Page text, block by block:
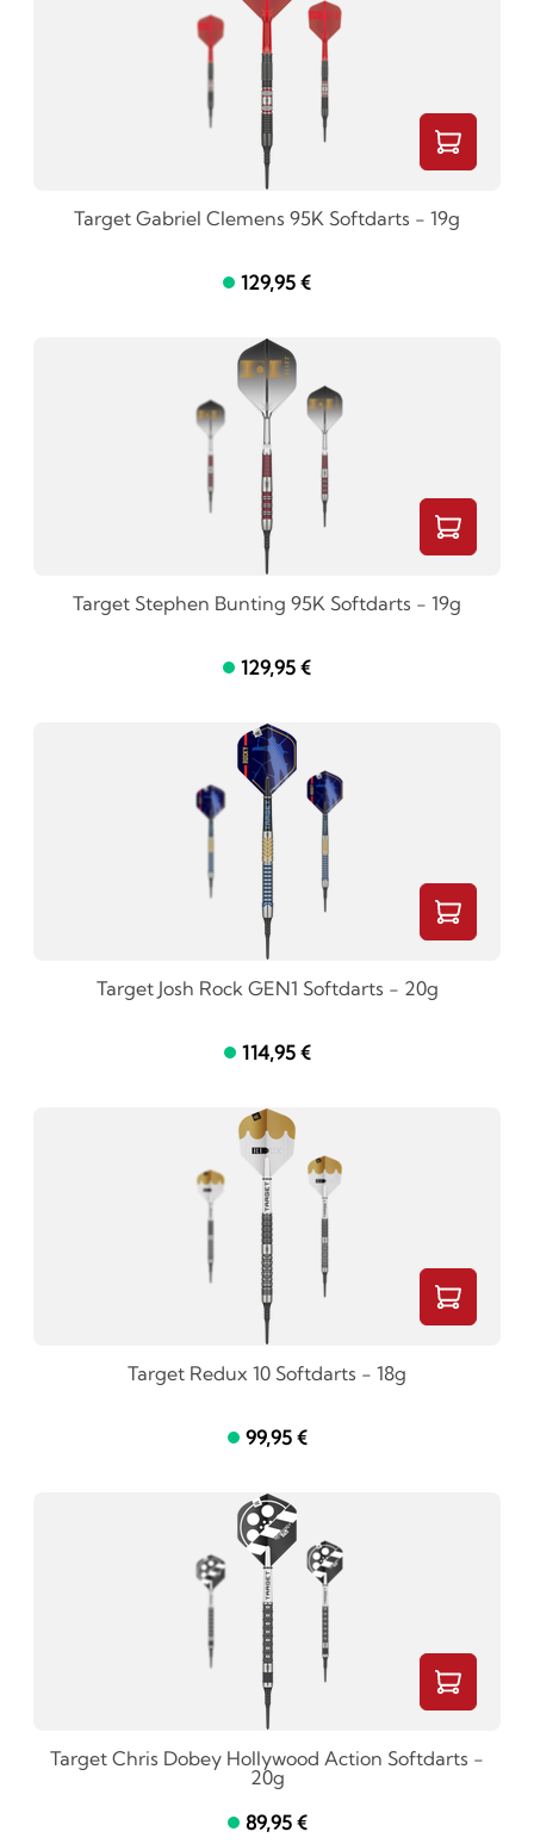
Target Gabriel Clemens 95K Softdarts - 19g
129,95 €
Target Stephen Bunting 95K Softdarts - 19g
129,95 €
Target Josh Rock GEN1 Softdarts - 20g
114,95 €
Target Redux 10 Softdarts - 18g
99,95 €
Target Chris Dobey Hollywood Action Softdarts -
20g
89,95 €